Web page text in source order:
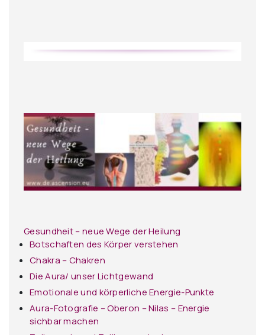
Gesundheit – neue Wege der Heilung
Botschaften des Körper verstehen
Chakra – Chakren
Die Aura/ unser Lichtgewand
Emotionale und körperliche Energie-Punkte
Aura-Fotografie – Oberon – Nilas – Energie
sichbar machen